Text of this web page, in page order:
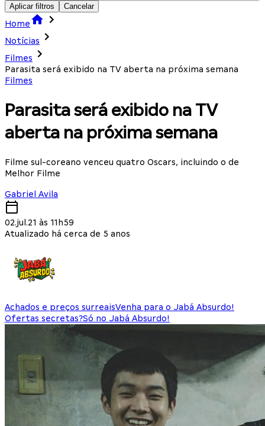
Aplicar filtros Cancelar
Home
Notícias
Filmes
Parasita será exibido na TV aberta na próxima semana
Filmes
Parasita será exibido na TV
aberta na próxima semana
Filme sul-coreano venceu quatro Oscars, incluindo o de
Melhor Filme
Gabriel Avila
02.jul.21 às 11h59
Atualizado há cerca de 5 anos
Achados e preços surreaisVenha para o Jabá Absurdo!
Ofertas secretas?Só no Jabá Absurdo!